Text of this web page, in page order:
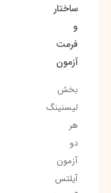
ساختار
و
فرمت
آزمون
بخش
لیسنینگ
هر
دو
آزمون
آیلتس